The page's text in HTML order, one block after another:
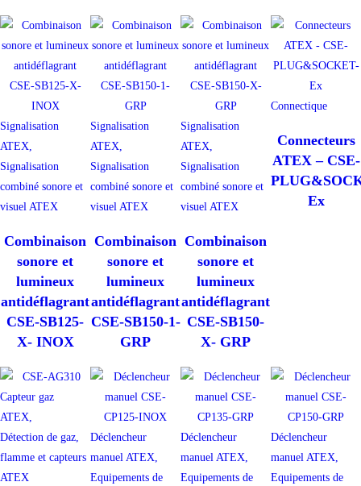
Signalisation
ATEX,
Signalisation
combiné sonore et
visuel ATEX
Combinaison
sonore et
lumineux
antidéflagrant
CSE-SB125-
X- INOX
Signalisation
ATEX,
Signalisation
combiné sonore et
visuel ATEX
Combinaison
sonore et
lumineux
antidéflagrant
CSE-SB150-1-
GRP
Signalisation
ATEX,
Signalisation
combiné sonore et
visuel ATEX
Combinaison
sonore et
lumineux
antidéflagrant
CSE-SB150-
X- GRP
Connectique
Connecteurs
ATEX – CSE-
Ex
Capteur gaz
ATEX,
Détection de gaz,
flamme et capteurs
ATEX
Déclencheur
manuel ATEX,
Equipements de
Déclencheur
manuel ATEX,
Equipements de
Déclencheur
manuel ATEX,
Equipements de